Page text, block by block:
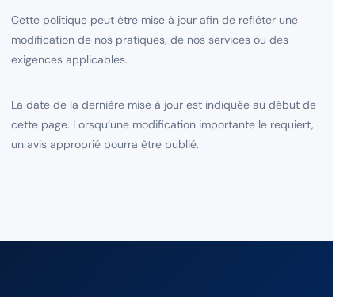
Cette politique peut être mise à jour afin de refléter une
modification de nos pratiques, de nos services ou des
exigences applicables.
La date de la dernière mise à jour est indiquée au début de
cette page. Lorsqu’une modification importante le requiert,
un avis approprié pourra être publié.